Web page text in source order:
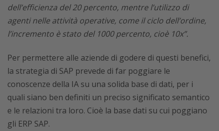
dell’efficienza del 20 percento, mentre l’utilizzo di
agenti nelle attività operative, come il ciclo dell’ordine,
l’incremento è stato del 1000 percento, cioè 10x”.
Per permettere alle aziende di godere di questi benefici,
la strategia di SAP prevede di far poggiare le
conoscenze della IA su una solida base di dati, per i
quali siano ben definiti un preciso significato semantico
e le relazioni tra loro. Cioè la base dati su cui poggiano
gli ERP SAP.